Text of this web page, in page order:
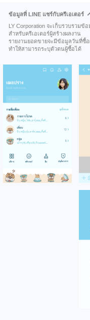
ข้อมูลที่ LINE แชร์กับครีเอเตอร์
LY Corporation จะเก็บรวบรวม
สำหรับครีเอเตอร์ผู้สร้างผลงาน
รายงานยอดขายจะมีข้อมูลวันที่ซื้
ทำให้สามารถระบุตัวตนผู้ซื้อได้